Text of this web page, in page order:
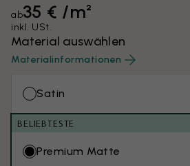
ab35 € /m²
inkl. USt.
Material auswählen
Materialinformationen
Satin
BELIEBTESTE
Premium Matte